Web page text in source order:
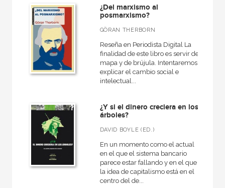
¿Del marxismo al
posmarxismo?
GÖRAN THERBORN
Reseña en Periodista Digital La
finalidad de este libro es servir de
mapa y de brújula. Intentaremos
explicar el cambio social e
intelectual...
¿Y si el dinero creciera en los
árboles?
DAVID BOYLE (ED.)
En un momento como el actual
en el que el sistema bancario
parece estar fallando y en el que
la idea de capitalismo está en el
centro del de...